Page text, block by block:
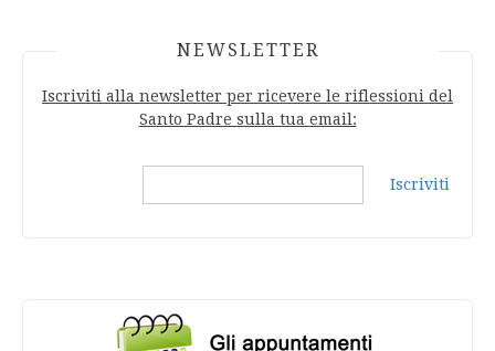
NEWSLETTER
Iscriviti alla newsletter per ricevere le riflessioni del
Santo Padre sulla tua email:
Iscriviti